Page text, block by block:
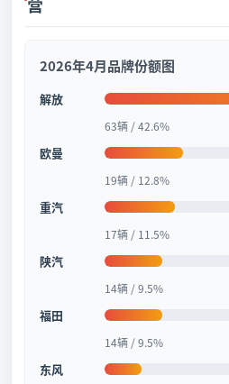
2026年4月品牌份额图
解放
63辆 / 42.6%
欧曼
19辆 / 12.8%
重汽
17辆 / 11.5%
陕汽
14辆 / 9.5%
福田
14辆 / 9.5%
东风